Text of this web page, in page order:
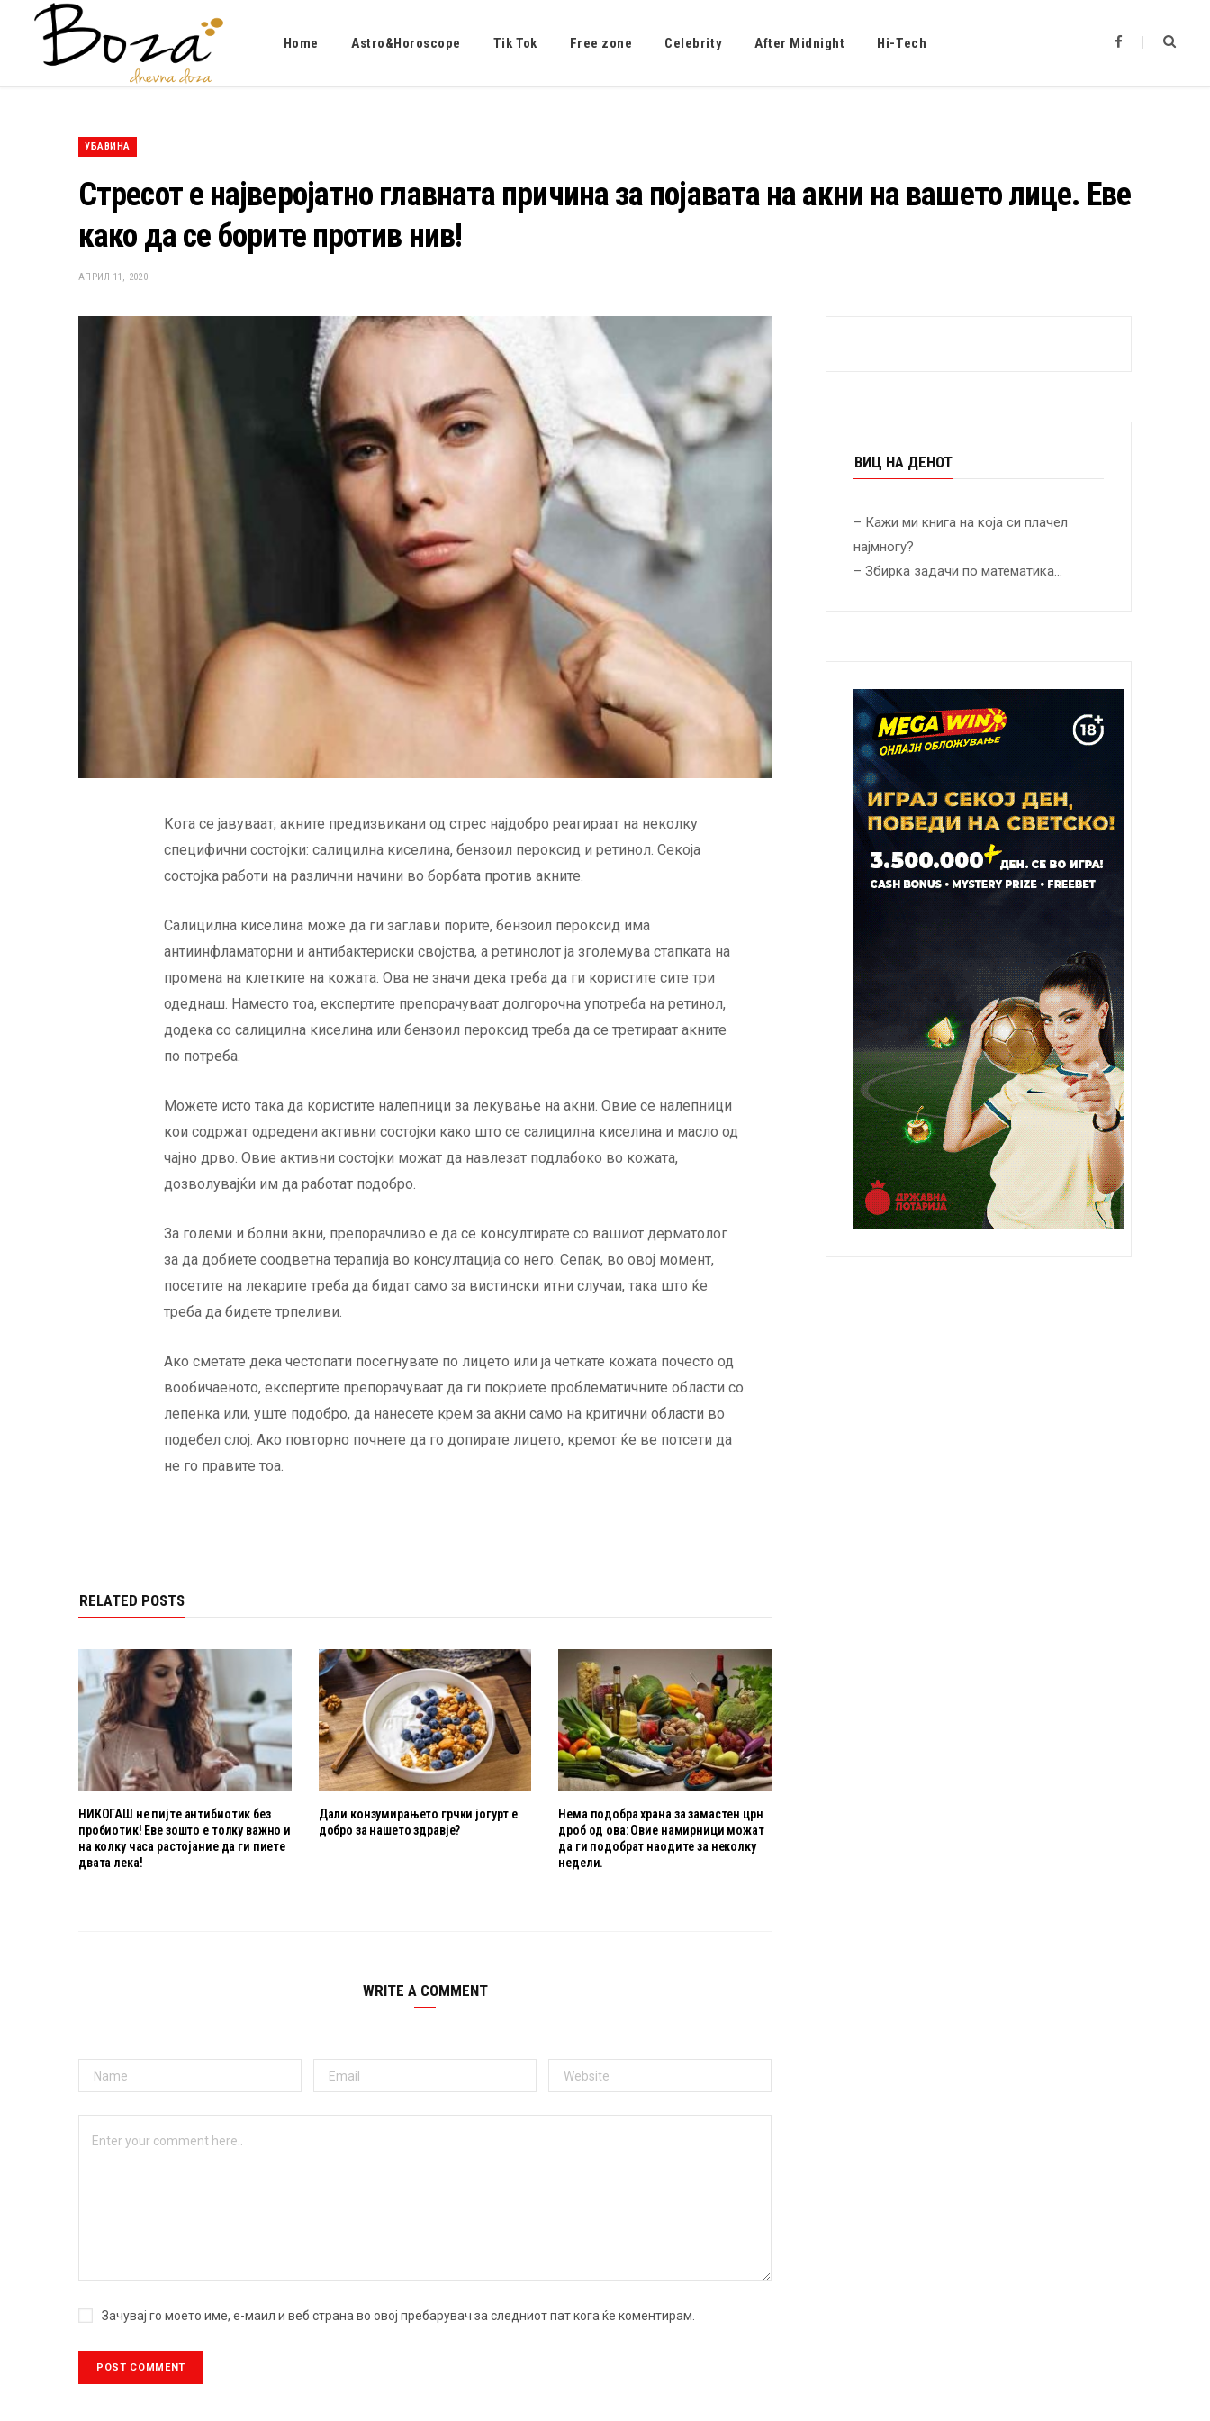
Home Astro&Horoscope Tik Tok Free zone Celebrity After Midnight Hi-Tech
УБАВИНА
Стресот е најверојатно главната причина за појавата на акни на вашето лице. Еве
како да се борите против нив!
АПРИЛ 11, 2020
Кога се јавуваат, акните предизвикани од стрес најдобро реагираат на неколку
специфични состојки: салицилна киселина, бензоил пероксид и ретинол. Секоја
состојка работи на различни начини во борбата против акните.
Салицилна киселина може да ги заглави порите, бензоил пероксид има
антиинфламаторни и антибактериски својства, а ретинолот ја зголемува стапката на
промена на клетките на кожата. Ова не значи дека треба да ги користите сите три
одеднаш. Наместо тоа, експертите препорачуваат долгорочна употреба на ретинол,
додека со салицилна киселина или бензоил пероксид треба да се третираат акните
по потреба.
Можете исто така да користите налепници за лекување на акни. Овие се налепници
кои содржат одредени активни состојки како што се салицилна киселина и масло од
чајно дрво. Овие активни состојки можат да навлезат подлабоко во кожата,
дозволувајќи им да работат подобро.
За големи и болни акни, препорачливо е да се консултирате со вашиот дерматолог
за да добиете соодветна терапија во консултација со него. Сепак, во овој момент,
посетите на лекарите треба да бидат само за вистински итни случаи, така што ќе
треба да бидете трпеливи.
Ако сметате дека честопати посегнувате по лицето или ја четкате кожата почесто од
вообичаеното, експертите препорачуваат да ги покриете проблематичните области со
лепенка или, уште подобро, да нанесете крем за акни само на критични области во
подебел слој. Ако повторно почнете да го допирате лицето, кремот ќе ве потсети да
не го правите тоа.
RELATED POSTS
НИКОГАШ не пијте антибиотик без
пробиотик! Еве зошто е толку важно и
на колку часа растојание да ги пиете
двата лека!
Дали конзумирањето грчки јогурт е
добро за нашето здравје?
Нема подобра храна за замастен црн
дроб од ова: Овие намирници можат
да ги подобрат наодите за неколку
недели.
WRITE A COMMENT
Зачувај го моето име, е-маил и веб страна во овој пребарувач за следниот пат кога ќе коментирам.
ВИЦ НА ДЕНОТ
– Кажи ми книга на која си плачел
најмногу?
– Збирка задачи по математика…